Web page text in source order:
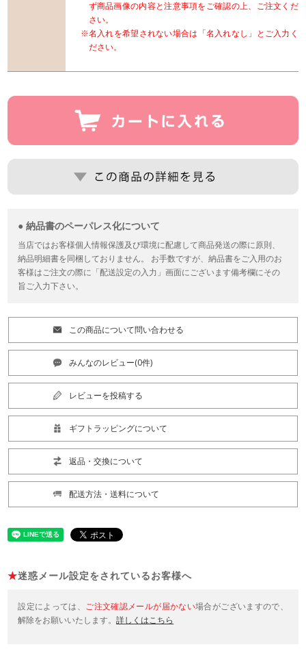
ず商品画像の内容と注意事項をご確認の上、ご注文くだ
さい。
※名入れを希望されない場合は「名入れなし」とご入力く
ださい。
● 納品書のペーパレス化について
当店ではお客様個人情報保護及び環境に配慮して商品発送の際に原則、
納品明細書を同梱しておりません。 お手数ですが、納品書をご入用のお
客様はご注文の際に「配送設定の入力」画面にございます備考欄にその
旨ご入力下さい。
この商品について問い合わせる
みんなのレビュー(0件)
レビューを投稿する
ギフトラッピングについて
返品・交換について
配送方法・送料について
★迷惑メール設定をされているお客様へ
設定によっては、 ご注文確認メールが届かない場合がございますので、
解除をお願いいたします。詳しくはこちら